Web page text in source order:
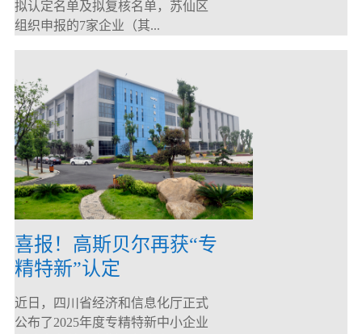
拟认定名单及拟复核名单，苏仙区
组织申报的7家企业（其...
喜报！高斯贝尔再获“专
精特新”认定
近日，四川省经济和信息化厅正式
公布了2025年度专精特新中小企业